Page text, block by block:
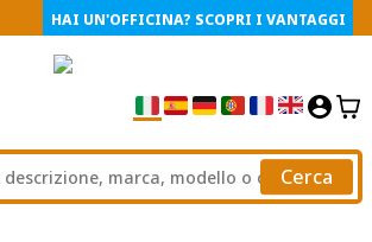
HAI UN'OFFICINA? SCOPRI I VANTAGGI
Cerca